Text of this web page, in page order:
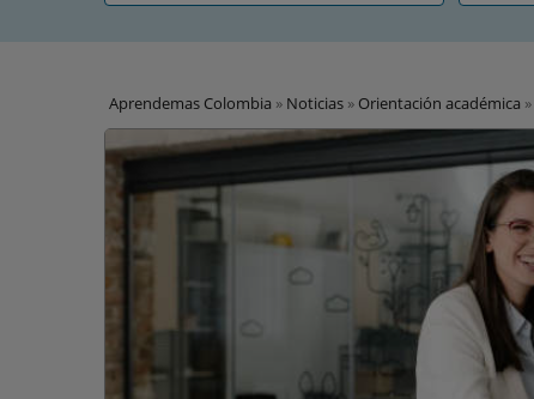
Aprendemas Colombia » Noticias » Orientación académica »